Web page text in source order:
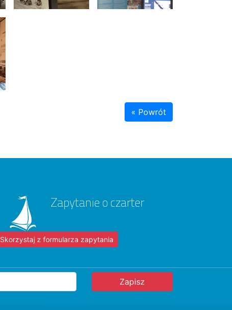
« Powrót
Zapytanie o czarter
Skorzystaj z formularza zapytania